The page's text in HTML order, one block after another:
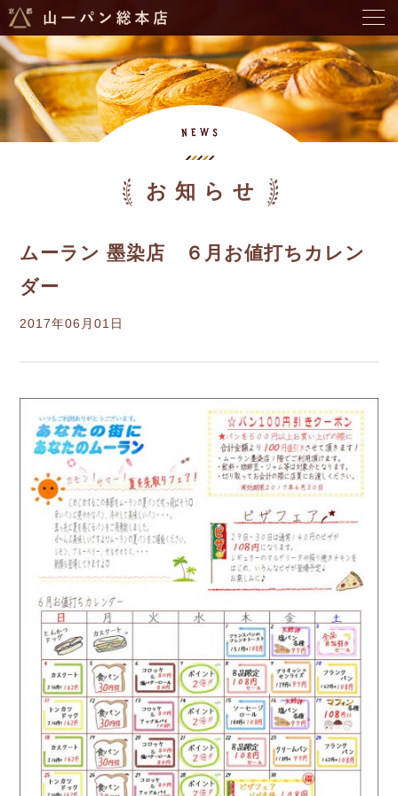
お知らせ
ムーラン 墨染店 ６月お値打ちカレン
ダー
2017年06月01日